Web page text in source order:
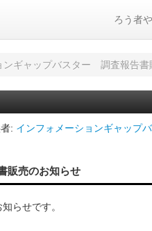
ろう者
ンギャップバスター 調査報告書
: インフォメーションギャップ
販売のお知らせ
らせです。